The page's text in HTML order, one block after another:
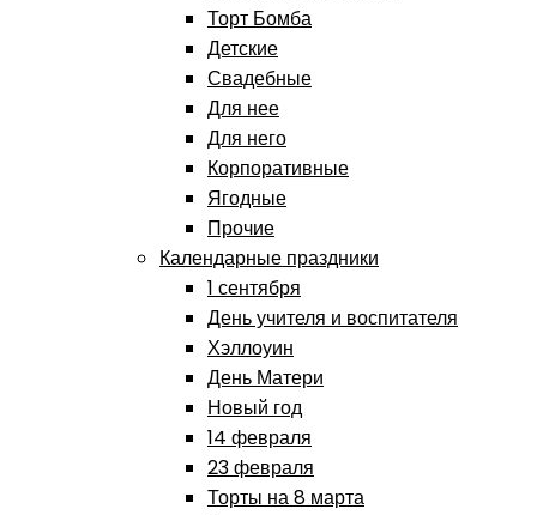
Торт Бомба
Детские
Свадебные
Для нее
Для него
Корпоративные
Ягодные
Прочие
Календарные праздники
1 сентября
День учителя и воспитателя
Хэллоуин
День Матери
Новый год
14 февраля
23 февраля
Торты на 8 марта